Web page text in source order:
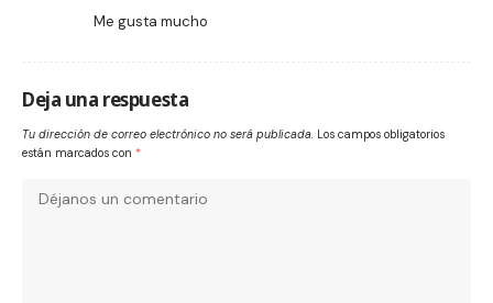
Me gusta mucho
Deja una respuesta
Tu dirección de correo electrónico no será publicada. Los campos obligatorios
están marcados con *